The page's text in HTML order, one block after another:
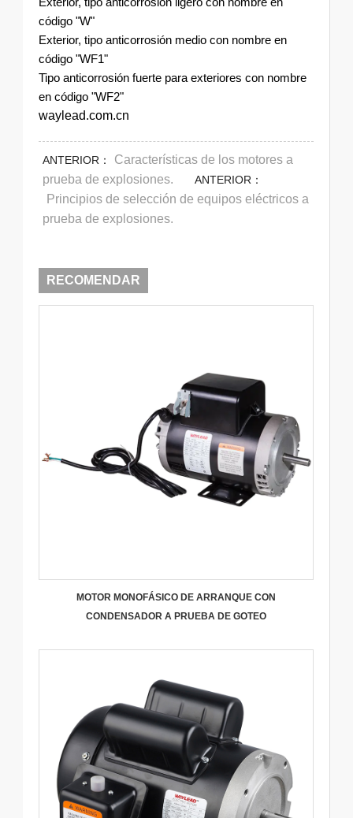
código "W"
Exterior, tipo anticorrosión medio con nombre en
código "WF1"
Tipo anticorrosión fuerte para exteriores con nombre
en código "WF2"
waylead.com.cn
ANTERIOR：
Características de los motores a
prueba de explosiones. ANTERIOR：
Principios de selección de equipos eléctricos a
prueba de explosiones.
RECOMENDAR
MOTOR MONOFÁSICO DE ARRANQUE CON
CONDENSADOR A PRUEBA DE GOTEO